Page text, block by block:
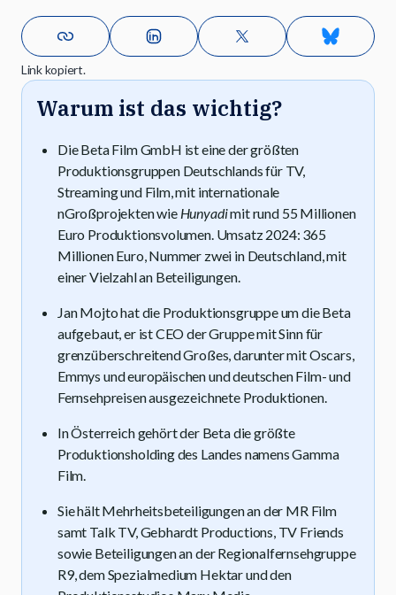
Link kopiert.
Warum ist das wichtig?
Die Beta Film GmbH ist eine der größten
Produktionsgruppen Deutschlands für TV,
Streaming und Film, mit internationale
nGroßprojekten wie Hunyadimit rund 55 Millionen
Euro Produktionsvolumen. Umsatz 2024: 365
Millionen Euro, Nummer zwei in Deutschland, mit
einer Vielzahl an Beteiligungen.
Jan Mojto hat die Produktionsgruppe um die Beta
aufgebaut, er ist CEO der Gruppe mit Sinn für
grenzüberschreitend Großes, darunter mit Oscars,
Emmys und europäischen und deutschen Film- und
Fernsehpreisen ausgezeichnete Produktionen.
In Österreich gehört der Beta die größte
Produktionsholding des Landes namens Gamma
Film.
Sie hält Mehrheitsbeteiligungen an der MR Film
samt Talk TV, Gebhardt Productions, TV Friends
sowie Beteiligungen an der Regionalfernsehgruppe
R9, dem Spezialmedium Hektar und den